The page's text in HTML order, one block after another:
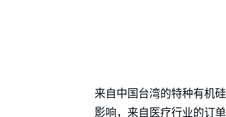
来自中国台湾的特种有机
影响，来自医疗行业的订